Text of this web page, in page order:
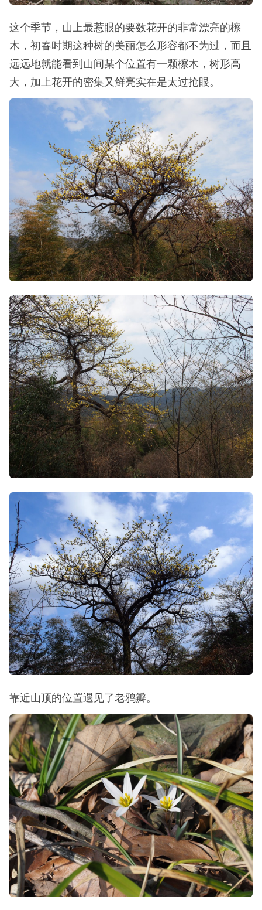
这个季节，山上最惹眼的要数花开的非常漂亮的檫
木，初春时期这种树的美丽怎么形容都不为过，而且
远远地就能看到山间某个位置有一颗檫木，树形高
大，加上花开的密集又鲜亮实在是太过抢眼。
靠近山顶的位置遇见了老鸦瓣。